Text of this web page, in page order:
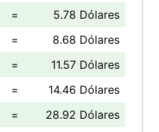
=
5.78 Dólares
=
8.68 Dólares
=
11.57 Dólares
=
14.46 Dólares
=
28.92 Dólares